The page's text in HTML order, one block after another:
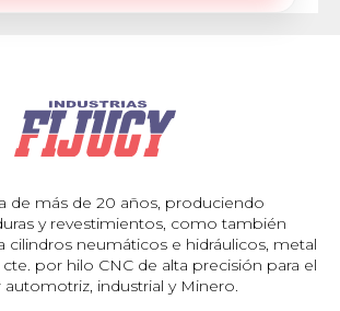
de más de 20 años, produciendo
y revestimientos, como también
cilindros neumáticos e hidráulicos, metal
por hilo CNC de alta precisión para el
automotriz, industrial y Minero.